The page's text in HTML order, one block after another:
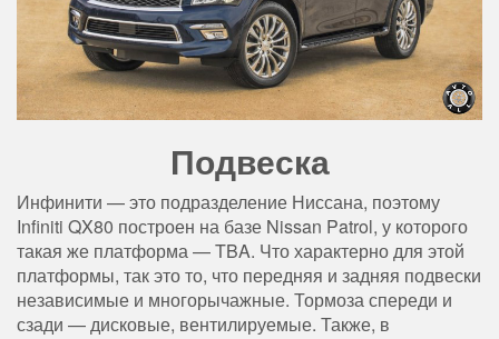
Подвеска
Инфинити — это подразделение Ниссана, поэтому
Infiniti QX80 построен на базе Nissan Patrol, у которого
такая же платформа — TBA. Что характерно для этой
платформы, так это то, что передняя и задняя подвески
независимые и многорычажные. Тормоза спереди и
сзади — дисковые, вентилируемые. Также, в